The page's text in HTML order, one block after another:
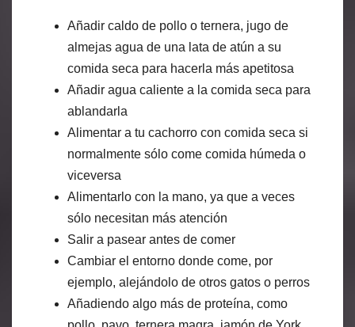
Añadir caldo de pollo o ternera, jugo de
almejas agua de una lata de atún a su
comida seca para hacerla más apetitosa
Añadir agua caliente a la comida seca para
ablandarla
Alimentar a tu cachorro con comida seca si
normalmente sólo come comida húmeda o
viceversa
Alimentarlo con la mano, ya que a veces
sólo necesitan más atención
Salir a pasear antes de comer
Cambiar el entorno donde come, por
ejemplo, alejándolo de otros gatos o perros
Añadiendo algo más de proteína, como